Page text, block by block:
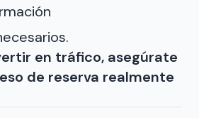
en tráfico, asegúrate
de reserva realmente